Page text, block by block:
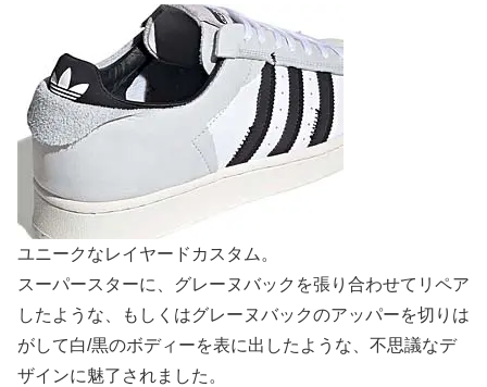
ユニークなレイヤードカスタム。
スーパースターに、グレーヌバックを張り合わせてリペア
したような、もしくはグレーヌバックのアッパーを切りは
がして白/黒のボディーを表に出したような、不思議なデ
ザインに魅了されました。